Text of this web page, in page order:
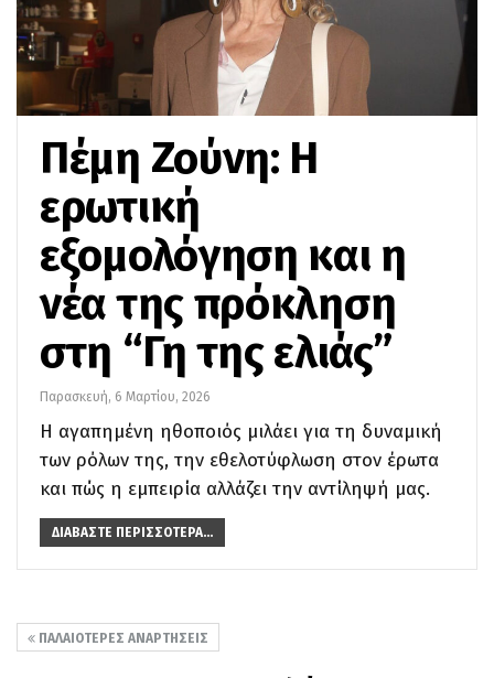
Πέμη Ζούνη: Η
ερωτική
εξομολόγηση και η
νέα της πρόκληση
στη “Γη της ελιάς”
Παρασκευή, 6 Μαρτίου, 2026
Η αγαπημένη ηθοποιός μιλάει για τη δυναμική
των ρόλων της, την εθελοτύφλωση στον έρωτα
και πώς η εμπειρία αλλάζει την αντίληψή μας.
ΔΙΑΒΆΣΤΕ ΠΕΡΙΣΣΌΤΕΡΑ...
ΠΑΛΑΙΌΤΕΡΕΣ ΑΝΑΡΤΉΣΕΙΣ